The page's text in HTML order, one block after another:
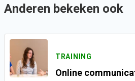
Anderen bekeken ook
TRAINING
Online